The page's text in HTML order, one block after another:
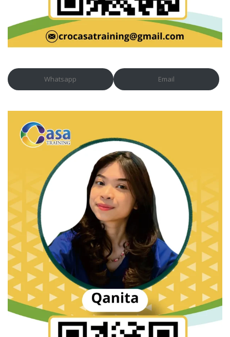
Whatsapp Email